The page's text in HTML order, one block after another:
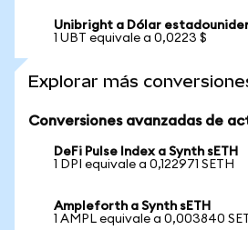
Unibright a Dólar
1 UBT equivale a 0,0223 $
Explorar más
Conversiones avanzadas de
DeFi Pulse Index a Synth sETH
1 DPI equivale a 0,122971 SETH
Ampleforth a Synth sETH
1 AMPL equivale a 0,003840